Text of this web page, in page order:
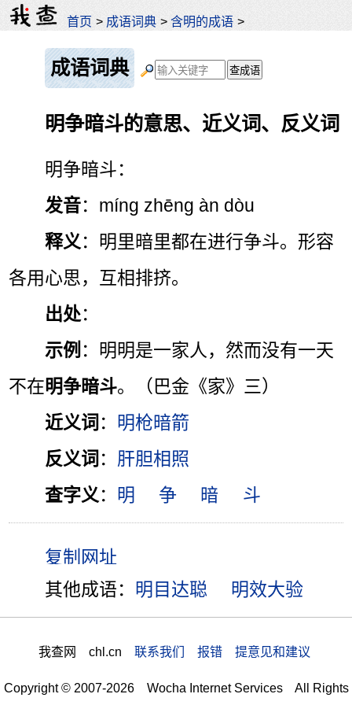
首页 > 成语词典 >含明的成语 >
成语词典
明争暗斗的意思、近义词、反义词
明争暗斗：
发音：míng zhēng àn dòu
释义 ：明里暗里都在进行争斗。形容
各用心思，互相排挤。
出处：
示例 ：明明是一家人，然而没有一天
不在明争暗斗。（巴金《家》三）
近义词 ： 明枪暗箭
反义词 ： 肝胆相照
查字义 ： 明 争 暗 斗
其他成语： 明目达聪 明效大验
我查网 chl.cn 联系我们 报错 提意见和建议
Copyright © 2007-2026 Wocha Internet Services All Rights